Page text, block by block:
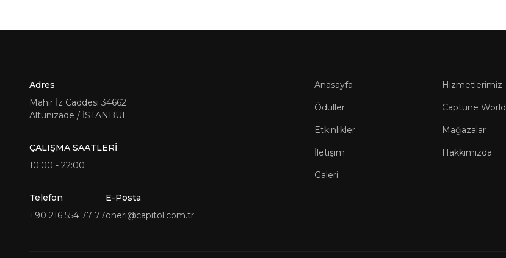
Adres
Mahir İz Caddesi 34662
Altunizade / İSTANBUL
ÇALIŞMA SAATLERİ
10:00 - 22:00
Telefon
+90 216 554 77 77
E-Posta
oneri@capitol.com.tr
Anasayfa
Ödüller
Etkinlikler
İletişim
Galeri
Hizmetlerimiz
Captune World
Mağazalar
Hakkımızda